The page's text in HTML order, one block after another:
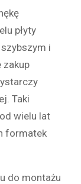
płyty
i
zakup
Taki
wielu lat
formatek
do montażu